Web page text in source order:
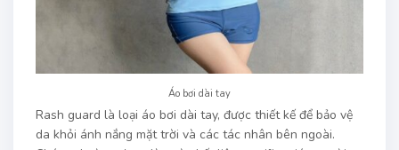
Áo bơi dài tay
Rash guard là loại áo bơi dài tay, được thiết kế để bảo vệ
da khỏi ánh nắng mặt trời và các tác nhân bên ngoài.